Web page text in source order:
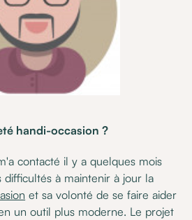
handi-occasion ?
contacté il y a quelques mois
difficultés à maintenir à jour la
et sa volonté de se faire aider
un outil plus moderne. Le projet